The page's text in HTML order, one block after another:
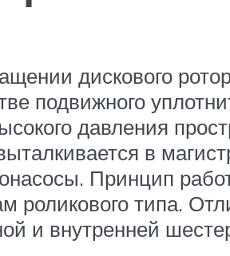
дискового
подвижного
давления
в
Принцип
роликового типа.
и внутренней